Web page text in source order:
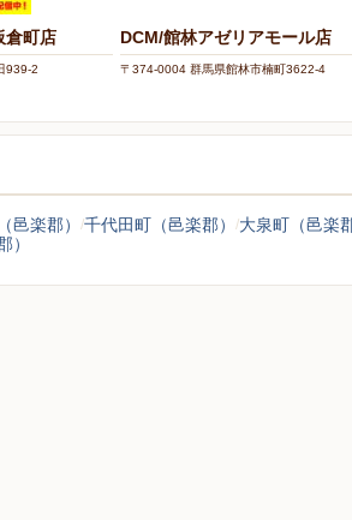
倉町店
939-2
DCM/館林アゼリアモール店
〒374-0004 群馬県館林市楠町3622-4
邑楽郡） 千代田町（邑楽郡） 大泉町（邑楽郡
）